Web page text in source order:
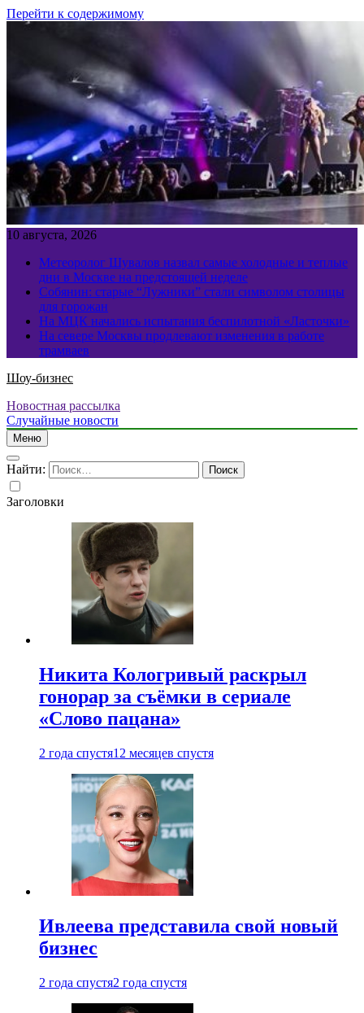
Перейти к содержимому
10 августа, 2026
Метеоролог Шувалов назвал самые холодные и теплые
дни в Москве на предстоящей неделе
Собянин: старые “Лужники” стали символом столицы
для горожан
На МЦК начались испытания беспилотной «Ласточки»
На севере Москвы продлевают изменения в работе
трамваев
Шоу-бизнес
Новостная рассылка
Случайные новости
Меню
Найти:
Заголовки
Никита Кологривый раскрыл
гонорар за съёмки в сериале
«Слово пацана»
2 года спустя12 месяцев спустя
Ивлеева представила свой новый
бизнес
2 года спустя2 года спустя